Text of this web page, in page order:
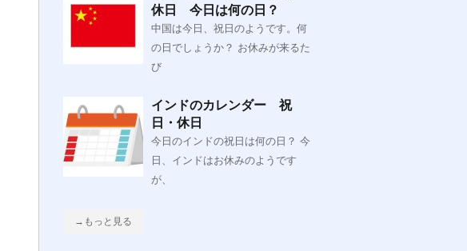
休日 今日は何の日？
中国は今日、祝日のようです。何
の日でしょうか？ お休みが来るた
び
インドのカレンダー 祝
日・休日
今日のインドの祝日は何の日？ 今
日、インドはお休みのようです
が、
→もっと見る